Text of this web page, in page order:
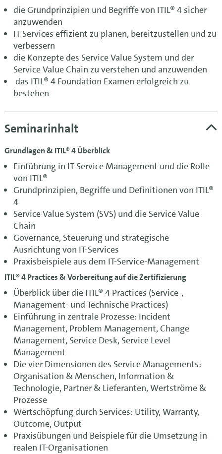
die Grundprinzipien und Begriffe von ITIL® 4 sicher
anzuwenden
IT-Services effizient zu planen, bereitzustellen und zu
verbessern
die Konzepte des Service Value System und der
Service Value Chain zu verstehen und anzuwenden
das ITIL® 4 Foundation Examen erfolgreich zu
bestehen
Seminarinhalt
Grundlagen & ITIL® 4 Überblick
Einführung in IT Service Management und die Rolle
von ITIL®
Grundprinzipien, Begriffe und Definitionen von ITIL®
4
Service Value System (SVS) und die Service Value
Chain
Governance, Steuerung und strategische
Ausrichtung von IT-Services
Praxisbeispiele aus dem IT-Service-Management
ITIL® 4 Practices & Vorbereitung auf die Zertifizierung
Überblick über die ITIL® 4 Practices (Service-,
Management- und Technische Practices)
Einführung in zentrale Prozesse: Incident
Management, Problem Management, Change
Management, Service Desk, Service Level
Management
Die vier Dimensionen des Service Managements:
Organisation & Menschen, Information &
Technologie, Partner & Lieferanten, Wertströme &
Prozesse
Wertschöpfung durch Services: Utility, Warranty,
Outcome, Output
Praxisübungen und Beispiele für die Umsetzung in
realen IT-Organisationen